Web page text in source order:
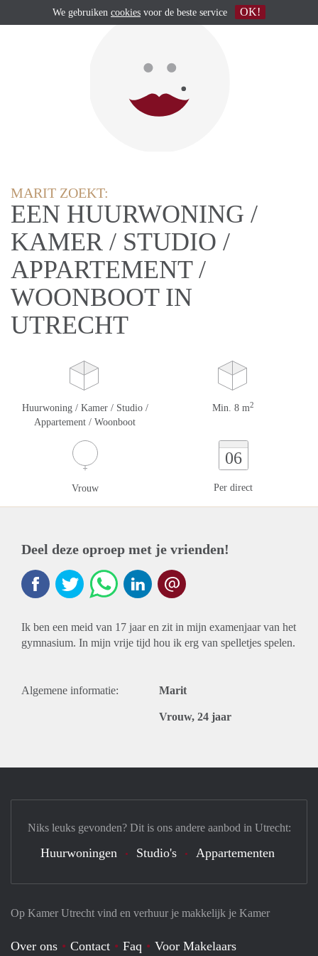
MARIT ZOEKT:
EEN HUURWONING /
KAMER / STUDIO /
APPARTEMENT /
WOONBOOT IN
UTRECHT
Huurwoning / Kamer / Studio /
Appartement / Woonboot
Min. 8 m2
Vrouw
06
Per direct
Deel deze oproep met je vrienden!
Ik ben een meid van 17 jaar en zit in mijn examenjaar van het
gymnasium. In mijn vrije tijd hou ik erg van spelletjes spelen.
Algemene informatie: Marit
Vrouw, 24 jaar
Op Kamer Utrecht vind en verhuur je makkelijk je Kamer
Over ons Contact Faq Voor Makelaars
Niks leuks gevonden? Dit is ons andere aanbod in Utrecht:
Huurwoningen Studio's Appartementen
We gebruiken cookies voor de beste service OK!